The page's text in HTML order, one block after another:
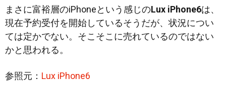
まさに富裕層のiPhoneという感じのLux iPhone6は、
現在予約受付を開始しているそうだが、状況につい
ては定かでない。そこそこに売れているのではない
かと思われる。
参照元： Lux iPhone6